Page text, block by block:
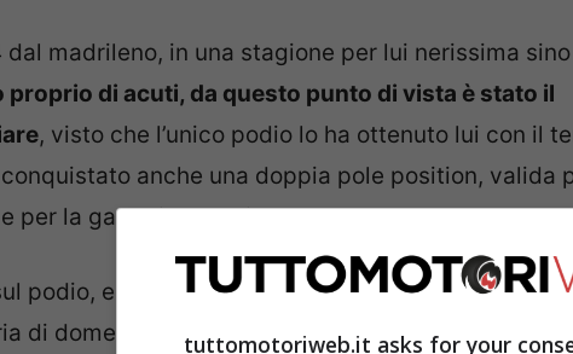
dal madrileno, in una stagione per lui nerissima sino
proprio di acuti, da questo punto di vista è stato il
, visto che l’unico podio lo ha ottenuto lui con il
anche una doppia pole position, valida
per la gara di domenica.
podio, e spera di potersi presto riscattare, a
di domenica prossima. Da queste parti, fu
tuttomotoriweb.it asks for your